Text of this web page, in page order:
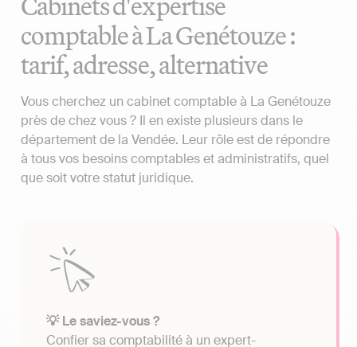
comptable à La Genétouze :
tarif, adresse, alternative
Vous cherchez un cabinet comptable à La Genétouze
près de chez vous ? Il en existe plusieurs dans le
département de la Vendée. Leur rôle est de répondre
à tous vos besoins comptables et administratifs, quel
que soit votre statut juridique.
💡 Le saviez-vous ?
Confier sa comptabilité à un expert-